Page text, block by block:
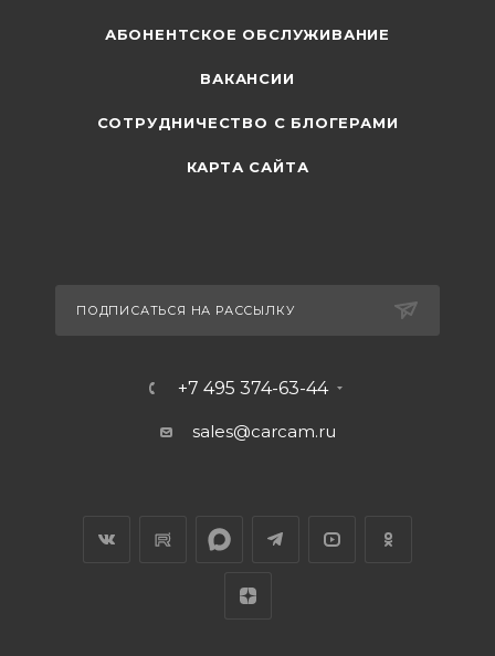
АБОНЕНТСКОЕ ОБСЛУЖИВАНИЕ
ВАКАНСИИ
СОТРУДНИЧЕСТВО С БЛОГЕРАМИ
КАРТА САЙТА
ПОДПИСАТЬСЯ НА РАССЫЛКУ
+7 495 374-63-44
sales@carcam.ru